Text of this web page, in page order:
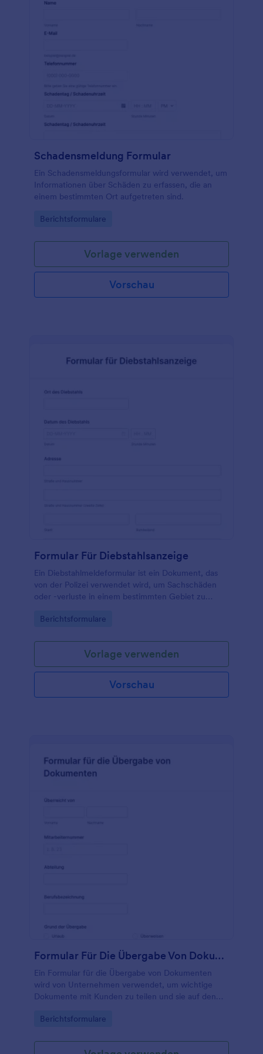
Schadensmeldung Formular
Ein Schadensmeldungsformular wird verwendet, um
Informationen über Schäden zu erfassen, die an
einem bestimmten Ort aufgetreten sind.
Go to Category:
Berichtsformulare
Vorlage verwenden
Vorschau
Formular Für Diebstahlsanzeige
Ein Diebstahlmeldeformular ist ein Dokument, das
von der Polizei verwendet wird, um Sachschäden
oder -verluste in einem bestimmten Gebiet zu
Go to Category:
Berichtsformulare
Vorlage verwenden
Vorschau
Formular Für Die Übergabe Von Dokumenten
Ein Formular für die Übergabe von Dokumenten
wird von Unternehmen verwendet, um wichtige
Dokumente mit Kunden zu teilen und sie auf den
Immobilienmakler, ein Fotostudio oder ein Notar
unserem Formular für die Übergabe von
Go to Category:
Berichtsformulare